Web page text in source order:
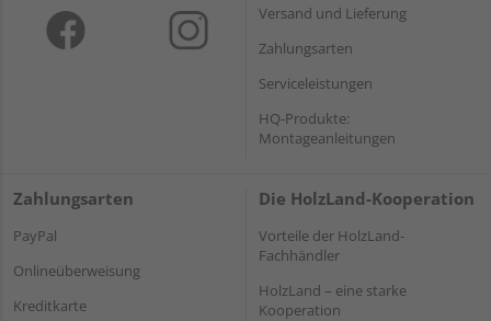
Versand und Lieferung
Zahlungsarten
Serviceleistungen
HQ-Produkte:
Montageanleitungen
Zahlungsarten
PayPal
Onlineüberweisung
Kreditkarte
Die HolzLand-Kooperation
Vorteile der HolzLand-
Fachhändler
HolzLand – eine starke
Kooperation